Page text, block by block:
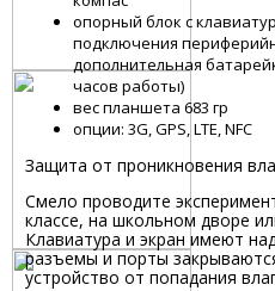
опорный блок с
подключения
дополнительная
часов работы)
вес планшета 683 гр
опции: 3G, GPS, LTE, NFC
Защита от проникновения
Смело проводите
классе, на школьном дворе
Клавиатура и экран имеют
разъемы и порты
устройство от попадания